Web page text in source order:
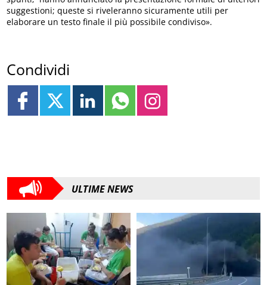
suggestioni; queste si riveleranno sicuramente utili per
elaborare un testo finale il più possibile condiviso».
Condividi
ULTIME NEWS